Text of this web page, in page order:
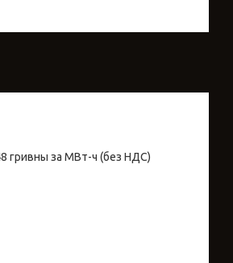
гривны за МВт-ч (без НДС)